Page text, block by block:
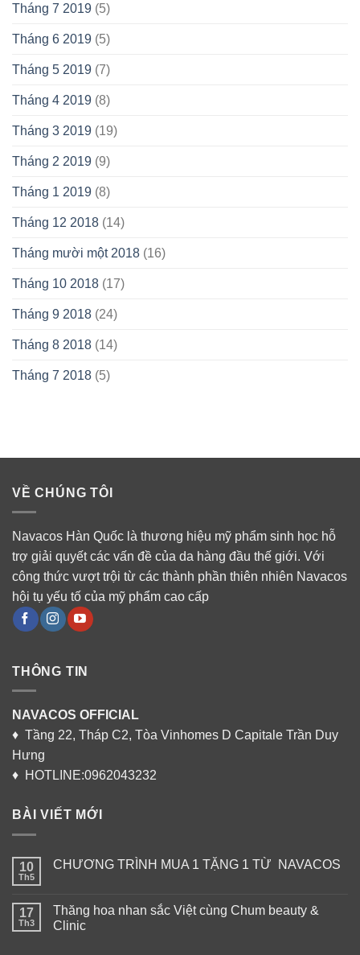
Tháng 7 2019 (5)
Tháng 6 2019 (5)
Tháng 5 2019 (7)
Tháng 4 2019 (8)
Tháng 3 2019 (19)
Tháng 2 2019 (9)
Tháng 1 2019 (8)
Tháng 12 2018 (14)
Tháng mười một 2018 (16)
Tháng 10 2018 (17)
Tháng 9 2018 (24)
Tháng 8 2018 (14)
Tháng 7 2018 (5)
VỀ CHÚNG TÔI
Navacos Hàn Quốc là thương hiệu mỹ phẩm sinh học hỗ
trợ giải quyết các vấn đề của da hàng đầu thế giới. Với
công thức vượt trội từ các thành phần thiên nhiên Navacos
hội tụ yếu tố của mỹ phẩm cao cấp
THÔNG TIN
NAVACOS OFFICIAL
♦ Tầng 22, Tháp C2, Tòa Vinhomes D Capitale Trần Duy
Hưng
♦ HOTLINE:0962043232
BÀI VIẾT MỚI
10
Th5
CHƯƠNG TRÌNH MUA 1 TẶNG 1 TỪ NAVACOS
17
Th3
Thăng hoa nhan sắc Việt cùng Chum beauty &
Clinic